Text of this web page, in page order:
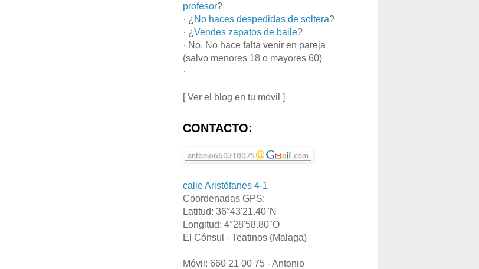
profesor?
· ¿ No haces despedidas de soltera?
· ¿ Vendes zapatos de baile?
· No. No hace falta venir en pareja
(salvo menores 18 o mayores 60)
·
[ Ver el blog en tu móvil ]
CONTACTO:
calle Aristófanes 4-1
Coordenadas GPS:
Latitud: 36°43'21.40"N
Longitud: 4°28'58.80"O
El Cónsul - Teatinos (Malaga)
Móvil: 660 21 00 75 - Antonio